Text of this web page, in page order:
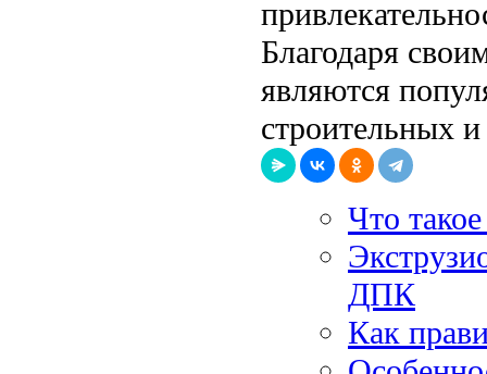
Благодаря
являются
строительных
Что
ДПК
Как